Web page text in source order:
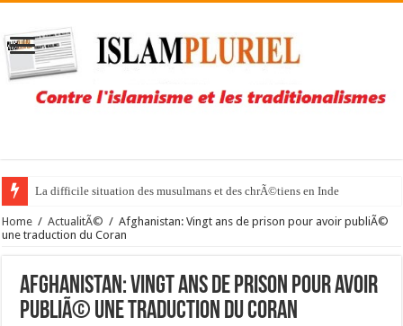
La difficile situation des musulmans et des chrÃ©tiens en Inde
Home / ActualitÃ© / Afghanistan: Vingt ans de prison pour avoir publiÃ©
une traduction du Coran
Afghanistan: Vingt ans de prison pour avoir
publiÃ© une traduction du Coran